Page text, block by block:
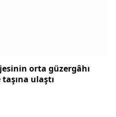
orta güzergâhı
ulaştı